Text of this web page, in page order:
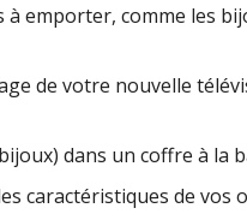
emporter, comme les
de votre nouvelle
dans un coffre à la
caractéristiques de